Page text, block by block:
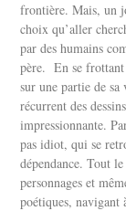
frontière. Mais, un
choix qu’aller
par des humains
père. En se
sur une partie de
récurrent des
impressionnante.
pas idiot, qui se
dépendance. Tout
personnages et
poétiques,